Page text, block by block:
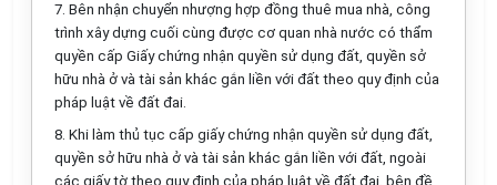
7. Bên nhận chuyển nhượng hợp đồng thuê mua nhà, công
trình xây dựng cuối cùng được cơ quan nhà nước có thẩm
quyền cấp Giấy chứng nhận quyền sử dụng đất, quyền sở
hữu nhà ở và tài sản khác gắn liền với đất theo quy định của
pháp luật về đất đai.
8. Khi làm thủ tục cấp giấy chứng nhận quyền sử dụng đất,
quyền sở hữu nhà ở và tài sản khác gắn liền với đất, ngoài
các giấy tờ theo quy định của pháp luật về đất đai, bên đề